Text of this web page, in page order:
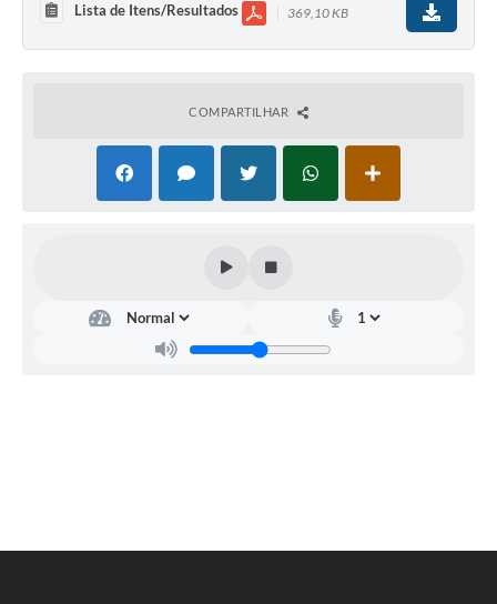
Lista de Itens/Resultados 369,10 KB
COMPARTILHAR